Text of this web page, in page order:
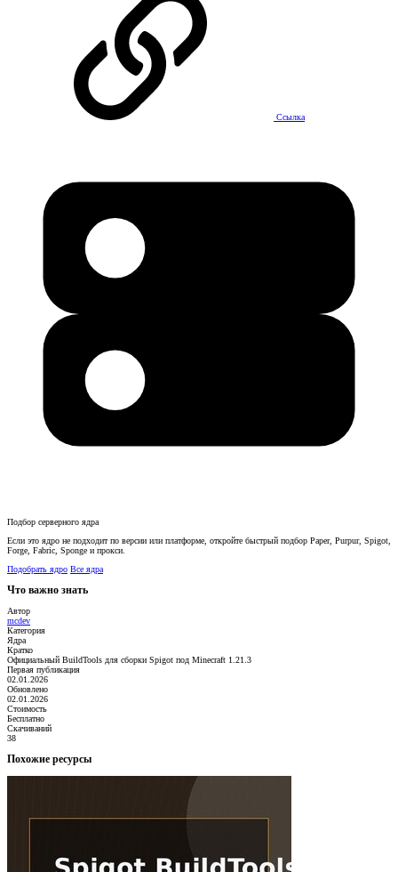
Ссылка
Подбор серверного ядра
Если это ядро не подходит по версии или платформе, откройте быстрый подбор Paper, Purpur, Spigot,
Forge, Fabric, Sponge и прокси.
Подобрать ядро Все ядра
Что важно знать
Автор
mcdev
Категория
Ядра
Кратко
Официальный BuildTools для сборки Spigot под Minecraft 1.21.3
Первая публикация
02.01.2026
Обновлено
02.01.2026
Стоимость
Бесплатно
Скачиваний
38
Похожие ресурсы